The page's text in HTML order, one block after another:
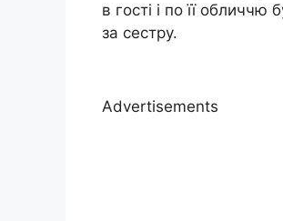
в гості і по її
за сестру.
Advertisements